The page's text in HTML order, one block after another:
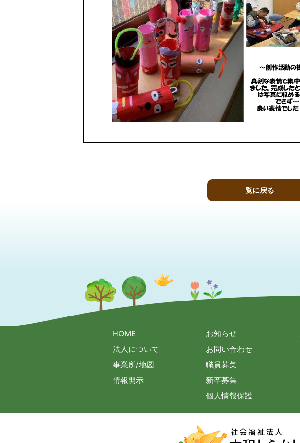
一覧に戻る
HOME
法人について
事業所/地図
情報開示
お知らせ
お問い合わせ
職員募集
新卒募集
個人情報保護